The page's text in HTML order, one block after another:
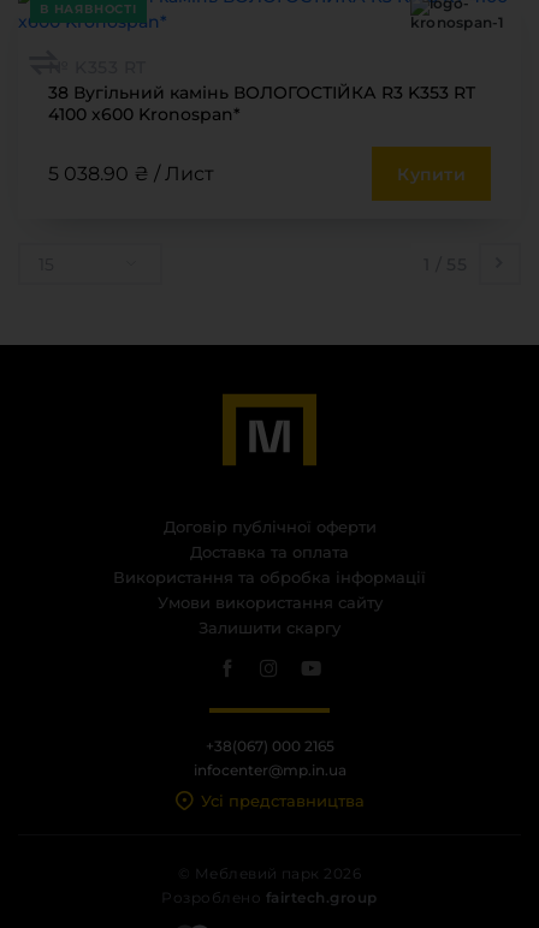
В НАЯВНОСТІ
38 Вугільний камінь ВОЛОГОСТІЙКА R3 K353 RT
4100 х600 Kronospan*
5 038.90 ₴ / Лист Купити
Договір публічної оферти
Доставка та оплата
Використання та обробка інформації
Умови використання сайту
Залишити скаргу
+38(067) 000 2165
infocenter@mp.in.ua
Усі представництва
© Меблевий парк 2026
Розроблено fairtech.group